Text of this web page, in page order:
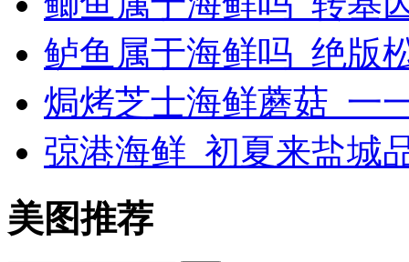
鲈鱼属于海鲜吗_绝版
焗烤芝士海鲜蘑菇_一
弶港海鲜_初夏来盐城
美图推荐